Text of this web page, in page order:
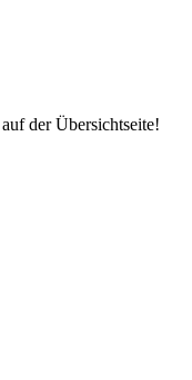
der Übersichtseite!